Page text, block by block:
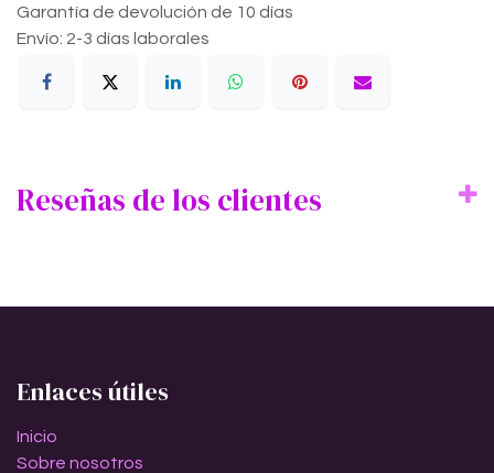
Garantía de devolución de 10 días
Envío: 2-3 días laborales
Reseñas de los clientes
Enlaces útiles
Inicio
Sobre nosotros